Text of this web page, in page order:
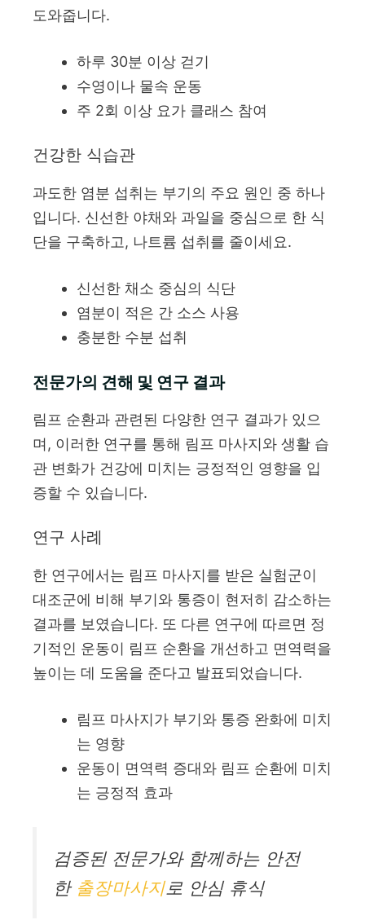
도와줍니다.
하루 30분 이상 걷기
수영이나 물속 운동
주 2회 이상 요가 클래스 참여
건강한 식습관
과도한 염분 섭취는 부기의 주요 원인 중 하나
입니다. 신선한 야채와 과일을 중심으로 한 식
단을 구축하고, 나트륨 섭취를 줄이세요.
신선한 채소 중심의 식단
염분이 적은 간 소스 사용
충분한 수분 섭취
전문가의 견해 및 연구 결과
림프 순환과 관련된 다양한 연구 결과가 있으
며, 이러한 연구를 통해 림프 마사지와 생활 습
관 변화가 건강에 미치는 긍정적인 영향을 입
증할 수 있습니다.
연구 사례
한 연구에서는 림프 마사지를 받은 실험군이
대조군에 비해 부기와 통증이 현저히 감소하는
결과를 보였습니다. 또 다른 연구에 따르면 정
기적인 운동이 림프 순환을 개선하고 면역력을
높이는 데 도움을 준다고 발표되었습니다.
림프 마사지가 부기와 통증 완화에 미치
는 영향
운동이 면역력 증대와 림프 순환에 미치
는 긍정적 효과
검증된 전문가와 함께하는 안전
한 출장마사지로 안심 휴식